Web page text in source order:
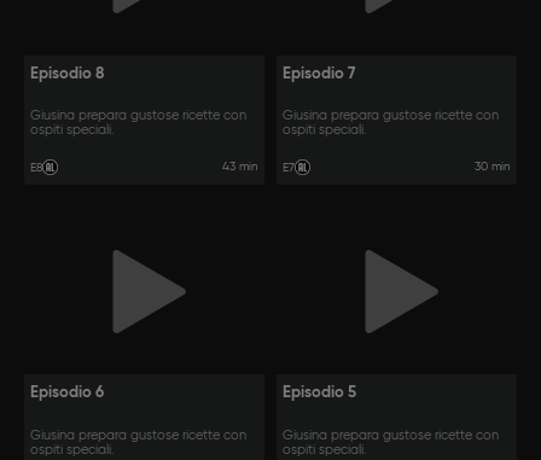
Episodio 8
Giusina prepara gustose ricette con
ospiti speciali.
E8 43 min
Episodio 7
Giusina prepara gustose ricette con
ospiti speciali.
E7 30 min
Episodio 6
Giusina prepara gustose ricette con
ospiti speciali.
Episodio 5
Giusina prepara gustose ricette con
ospiti speciali.